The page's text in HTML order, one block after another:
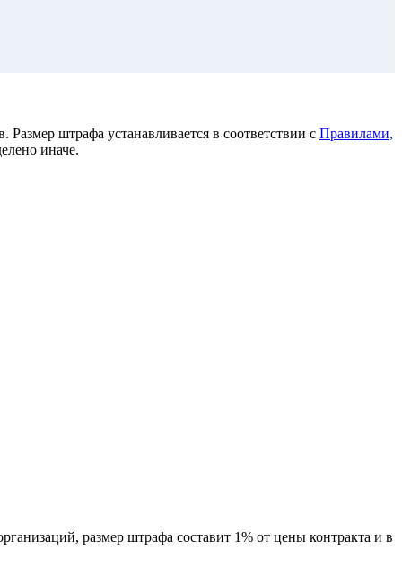
штрафа устанавливается в соответствии с Правилами,
иначе.
размер штрафа составит 1% от цены контракта и в